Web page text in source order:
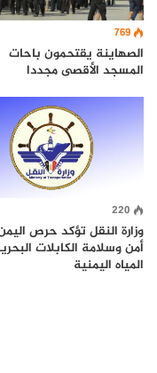
769
الصهاينة يقتحمون باحات
المسجد الأقصى مجددا
220
وزارة النقل تؤكد حرص
أمن وسلامة الكابلات
المياه اليمنية